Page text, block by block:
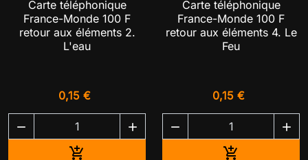
Carte téléphonique
France-Monde 100 F
retour aux éléments 2.
L'eau
0,15 €
 

Carte téléphonique
France-Monde 100 F
retour aux éléments 4. Le
Feu
0,15 €
 
